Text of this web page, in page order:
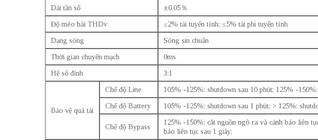
Dải tần số
±0.05％
Độ méo hài THDv
≤2% tải tuyển tính; ≤5% tải phi tuyến tính
Dạng sóng
Sóng sin chuẩn
Thời gian chuyển mạch
0ms
Hệ số đỉnh
3:1
Bảo vệ quá tải
Chế độ Line
105% -125%: shutdown sau 10 phút; 125% -
Chế độ Battery
105% -125%: shutdown sau 1 phút; > 125%:
Chế độ Bypass
125% -150%: cắt nguồn ngõ ra và cảnh báo liên
báo liên tục sau 1 giây;